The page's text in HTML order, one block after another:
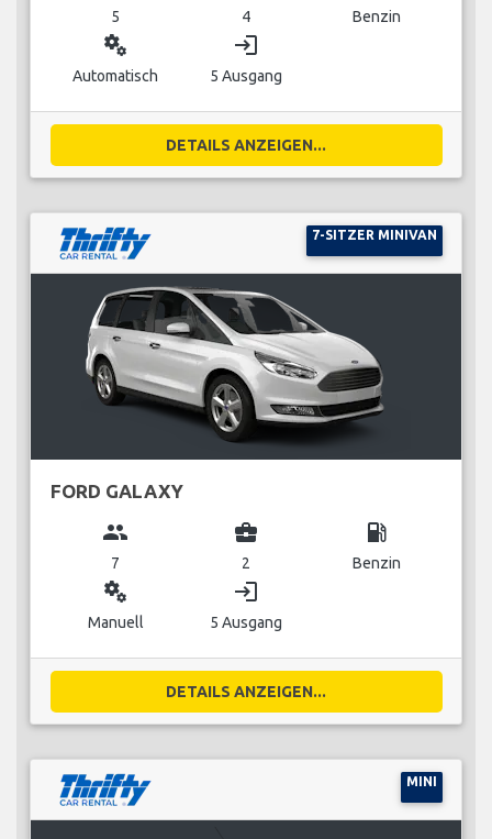
5 4 Benzin
miscellaneous_services
Automatisch
login
5 Ausgang
DETAILS ANZEIGEN...
7-SITZER MINIVAN
FORD GALAXY
group
7
business_center
2
local_gas_station
Benzin
miscellaneous_services
Manuell
login
5 Ausgang
DETAILS ANZEIGEN...
MINI